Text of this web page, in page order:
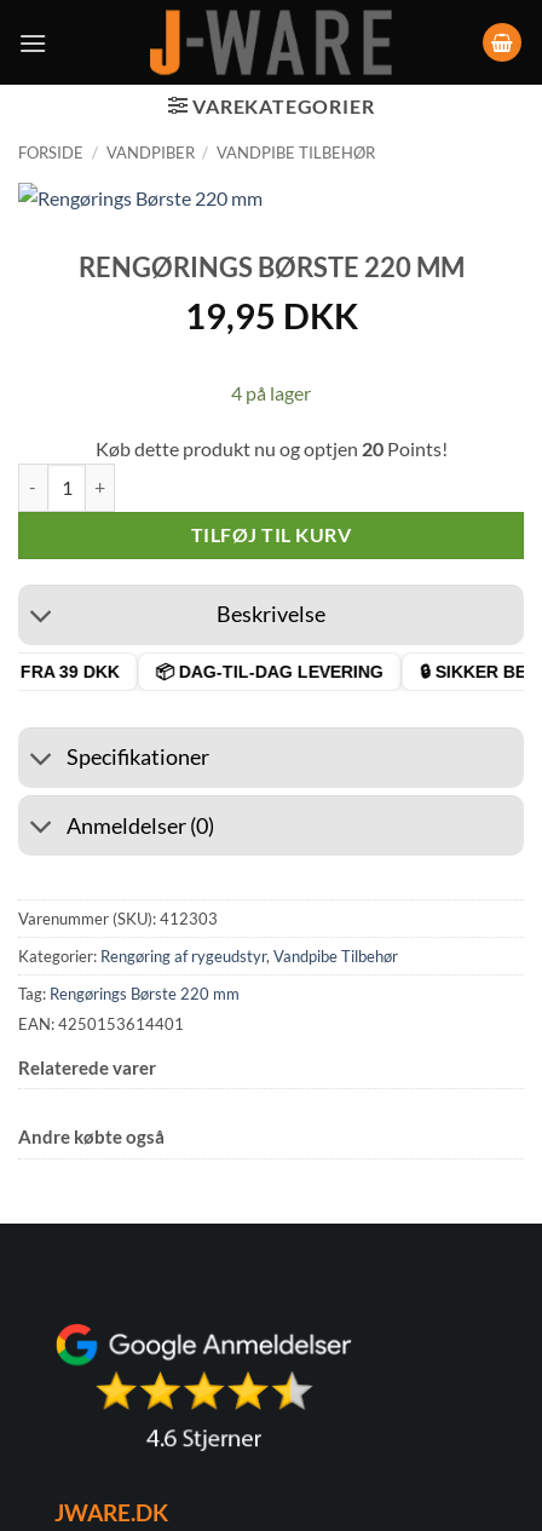
VAREKATEGORIER
FORSIDE / VANDPIBER / VANDPIBE TILBEHØR
RENGØRINGS BØRSTE 220 MM
19,95 DKK
4 på lager
Køb dette produkt nu og optjen 20Points!
TILFØJ TIL KURV
Beskrivelse
FRA 39 DKK 📦 DAG-TIL-DAG LEVERING 🔒 SIKKER
Specifikationer
Anmeldelser (0)
Varenummer (SKU):412303
Kategorier: Rengøring af rygeudstyr, Vandpibe Tilbehør
Tag: Rengørings Børste 220 mm
EAN: 4250153614401
Relaterede varer
Andre købte også
JWARE.DK